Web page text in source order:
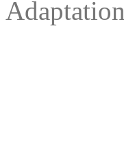
Adaptation